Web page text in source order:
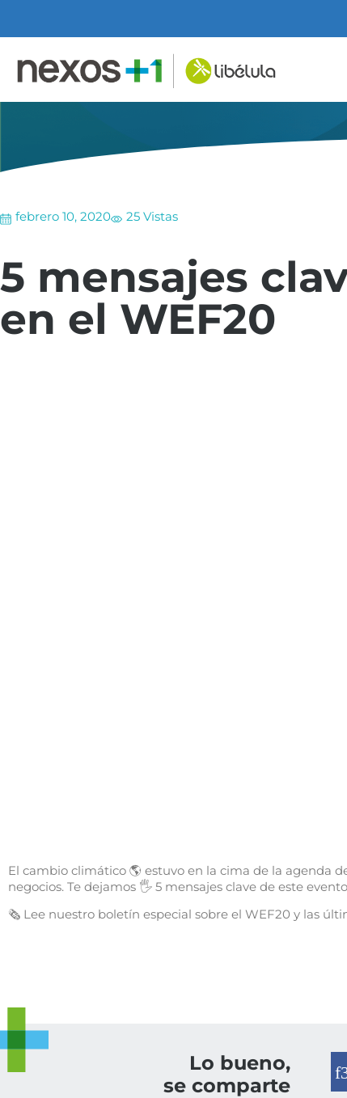
febrero 10, 2020 25 Vistas
5 mensajes
en el WEF20
El cambio climático 🌎 estuvo en la cima de la agenda
negocios. Te dejamos 🖐 5 mensajes clave de este
🗞 Lee nuestro boletín especial sobre el WEF20 y las
Lo bueno,
se comparte